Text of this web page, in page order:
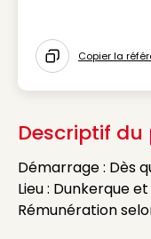
Icon copy to
Copier la
Descriptif du
Démarrage : Dès
Lieu : Dunkerque
Rémunération